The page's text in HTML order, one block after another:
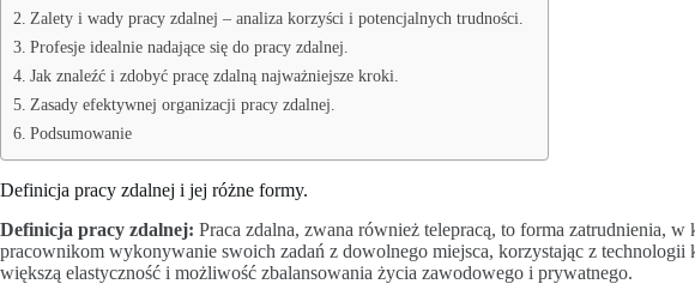
Zalety i wady pracy zdalnej – analiza korzyści i potencjalnych trudności.
Profesje idealnie nadające się do pracy zdalnej.
Jak znaleźć i zdobyć pracę zdalną najważniejsze kroki.
Zasady efektywnej organizacji pracy zdalnej.
Podsumowanie
Definicja pracy zdalnej i jej różne formy.
Definicja pracy zdalnej: Praca zdalna, zwana również telepracą, to forma zatrudnienia,
pracownikom wykonywanie swoich zadań z dowolnego miejsca, korzystając z
większą elastyczność i możliwość zbalansowania życia zawodowego i prywatnego.